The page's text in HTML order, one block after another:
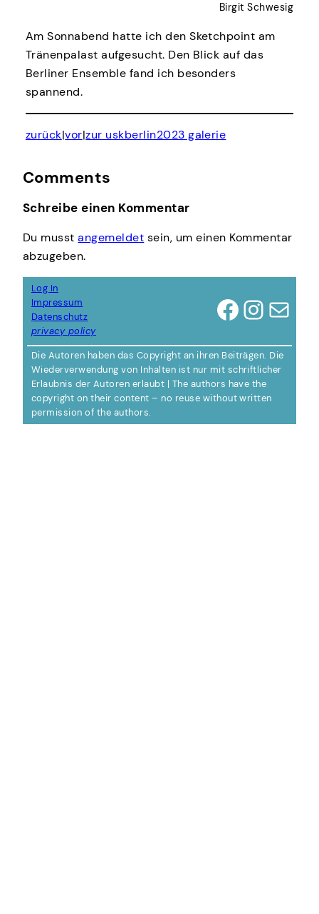
Birgit Schwesig
Am Sonnabend hatte ich den Sketchpoint am
Tränenpalast aufgesucht. Den Blick auf das
Berliner Ensemble fand ich besonders
spannend.
zurück|vor|zur uskberlin2023 galerie
Comments
Schreibe einen Kommentar
Du musstangemeldet sein, um einen Kommentar
abzugeben.
Log In
Impressum
Datenschutz
privacy policy
Facebook InstagramE-Mail
Die Autoren haben das Copyright an ihren Beiträgen. Die
Wiederverwendung von Inhalten ist nur mit schriftlicher
Erlaubnis der Autoren erlaubt | The authors have the
copyright on their content – no reuse without written
permission of the authors.